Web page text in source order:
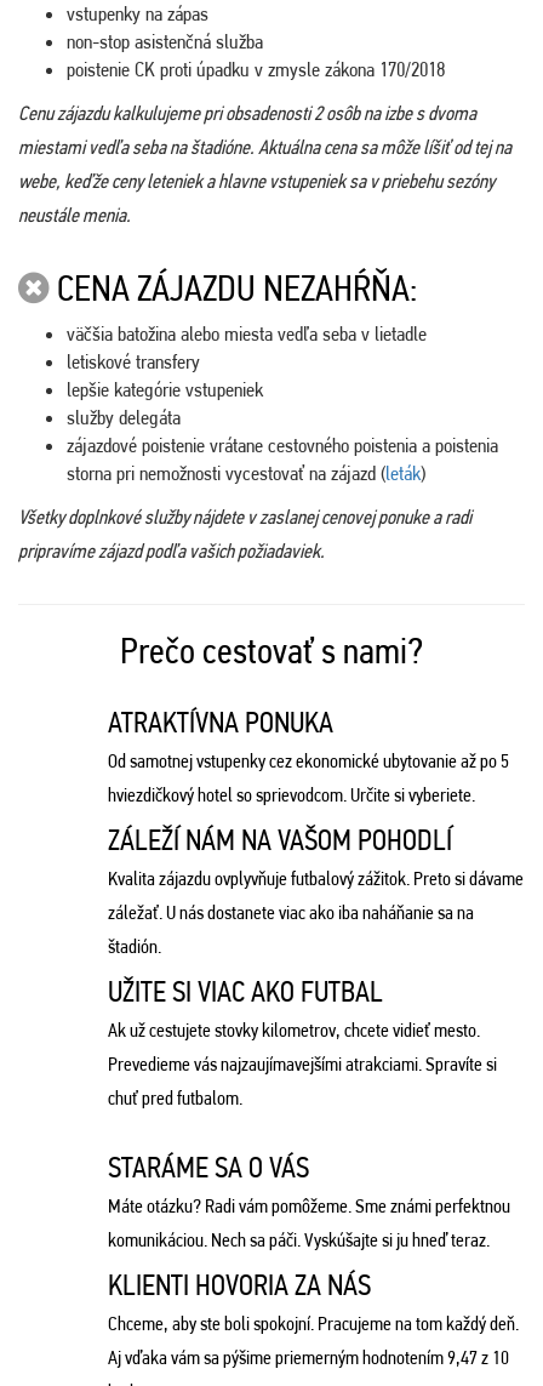
vstupenky na zápas
non-stop asistenčná služba
poistenie CK proti úpadku v zmysle zákona 170/2018
Cenu zájazdu kalkulujeme pri obsadenosti 2 osôb na izbe s dvoma
miestami vedľa seba na štadióne. Aktuálna cena sa môže líšiť od tej na
webe, keďže ceny leteniek a hlavne vstupeniek sa v priebehu sezóny
neustále menia.
CENA ZÁJAZDU NEZAHŔŇA:
väčšia batožina alebo miesta vedľa seba v lietadle
letiskové transfery
lepšie kategórie vstupeniek
služby delegáta
zájazdové poistenie vrátane cestovného poistenia a poistenia
storna pri nemožnosti vycestovať na zájazd (leták)
Všetky doplnkové služby nájdete v zaslanej cenovej ponuke a radi
pripravíme zájazd podľa vašich požiadaviek.
Prečo cestovať s nami?
ATRAKTÍVNA PONUKA
Od samotnej vstupenky cez ekonomické ubytovanie až po 5
hviezdičkový hotel so sprievodcom. Určite si vyberiete.
ZÁLEŽÍ NÁM NA VAŠOM POHODLÍ
Kvalita zájazdu ovplyvňuje futbalový zážitok. Preto si dávame
záležať. U nás dostanete viac ako iba naháňanie sa na
štadión.
UŽITE SI VIAC AKO FUTBAL
Ak už cestujete stovky kilometrov, chcete vidieť mesto.
Prevedieme vás najzaujímavejšími atrakciami. Spravíte si
chuť pred futbalom.
STARÁME SA O VÁS
Máte otázku? Radi vám pomôžeme. Sme známi perfektnou
komunikáciou. Nech sa páči. Vyskúšajte si ju hneď teraz.
KLIENTI HOVORIA ZA NÁS
Chceme, aby ste boli spokojní. Pracujeme na tom každý deň.
Aj vďaka vám sa pýšime priemerným hodnotením 9,47 z 10